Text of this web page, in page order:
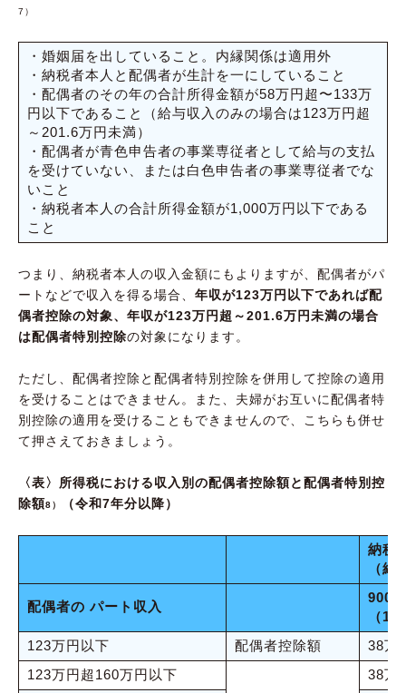
7）
・婚姻届を出していること。内縁関係は適用外
・納税者本人と配偶者が生計を一にしていること
・配偶者のその年の合計所得金額が58万円超〜133万
円以下であること（給与収入のみの場合は123万円超
～201.6万円未満）
・配偶者が青色申告者の事業専従者として給与の支払
を受けていない、または白色申告者の事業専従者でな
いこと
・納税者本人の合計所得金額が1,000万円以下である
こと
つまり、納税者本人の収入金額にもよりますが、配偶者がパ
ートなどで収入を得る場合、 年収が123万円以下であれば配
偶者控除の対象、年収が123万円超～201.6万円未満の場合
は配偶者特別控除の対象になります。
ただし、配偶者控除と配偶者特別控除を併用して控除の適用
を受けることはできません。また、夫婦がお互いに配偶者特
別控除の適用を受けることもできませんので、こちらも併せ
て押さえておきましょう。
〈表〉所得税における収入別の配偶者控除額と配偶者特別控
除額8） （令和7年分以降）
納税
（
配偶者の パート収入
900
（
123万円以下
配偶者控除額
38万
123万円超160万円以下
38万